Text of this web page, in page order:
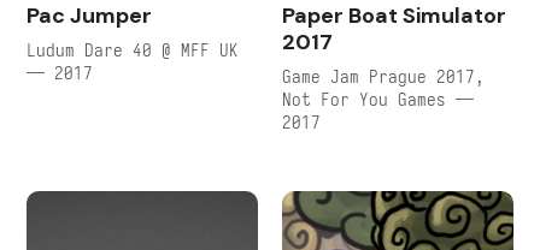
Pac Jumper
Ludum Dare 40 @ MFF UK
— 2017
Paper Boat Simulator
2017
Game Jam Prague 2017,
Not For You Games —
2017